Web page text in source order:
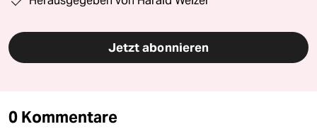
Jetzt abonnieren
0 Kommentare